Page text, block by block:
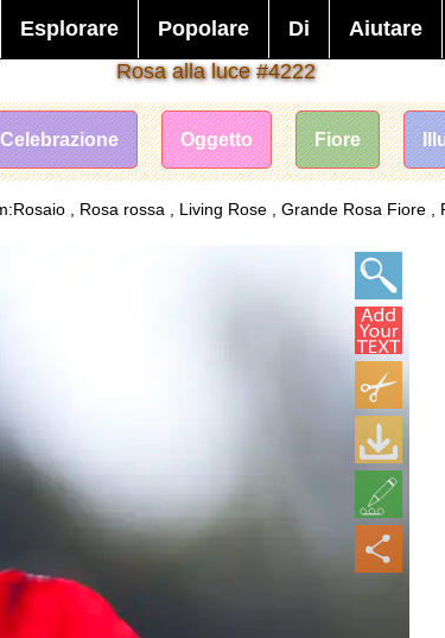
Esplorare Popolare Di
Aiutare
Rosa alla luce #4222
Celebrazione Oggetto Fiore
, Rosa rossa , Living Rose , Grande Rosa Fiore